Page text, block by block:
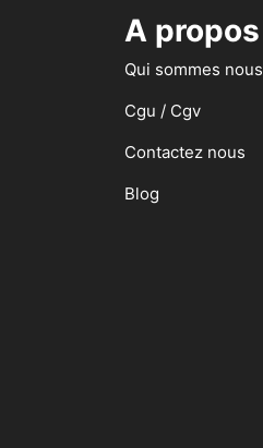
A propos
Qui sommes nous
Cgu / Cgv
Contactez nous
Blog